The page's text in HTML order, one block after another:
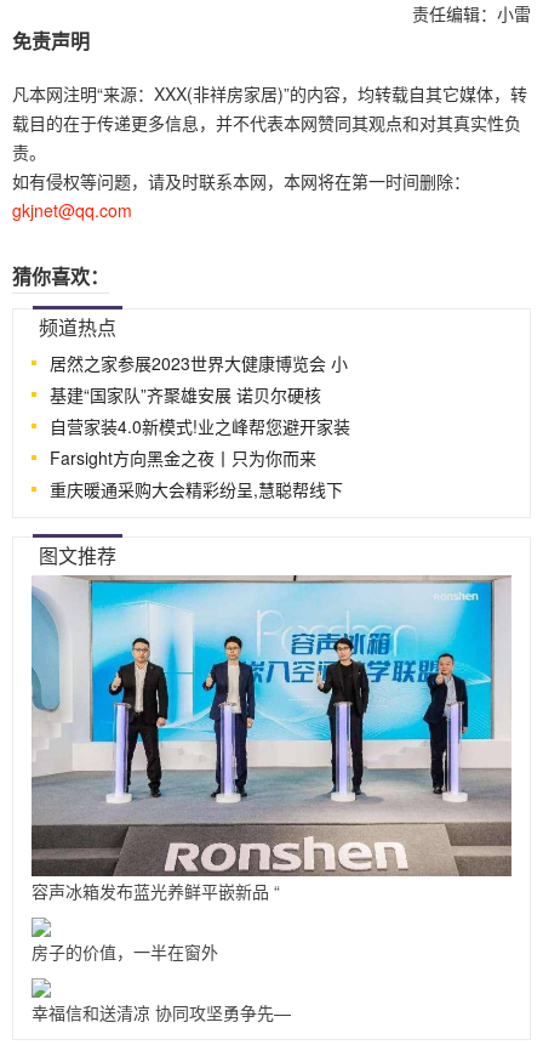
责任编辑：小雷
免责声明
凡本网注明“来源：XXX(非祥房家居)”的内容，均转载自其它媒体，转
载目的在于传递更多信息，并不代表本网赞同其观点和对其真实性负
责。
如有侵权等问题，请及时联系本网，本网将在第一时间删除：
gkjnet@qq.com
猜你喜欢：
频道热点
居然之家参展2023世界大健康博览会 小
基建“国家队”齐聚雄安展 诺贝尔硬核
自营家装4.0新模式!业之峰帮您避开家装
Farsight方向黑金之夜丨只为你而来
重庆暖通采购大会精彩纷呈,慧聪帮线下
图文推荐
容声冰箱发布蓝光养鲜平嵌新品 “
房子的价值，一半在窗外
幸福信和送清凉 协同攻坚勇争先—